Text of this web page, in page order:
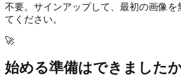
不要。サインアップして、最初の画像を
てください。
🚀
始める準備はできました